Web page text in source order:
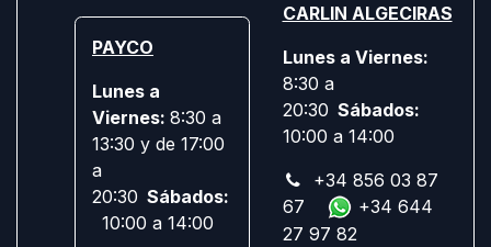
PAYCO
Lunes a
Viernes: 8:30 a
13:30 y de 17:00
a
20:30 Sábados:
10:00 a 14:00
CARLIN ALGECIRAS
Lunes a Viernes:
8:30 a
20:30 Sábados:
10:00 a 14:00
+34 856 03 87
67
+34 644
27 97 82